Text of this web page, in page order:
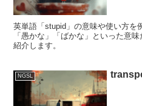
英単語「stupid」の意味や使い方を
「愚かな」「ばかな」といった意
紹介します。
NGSL